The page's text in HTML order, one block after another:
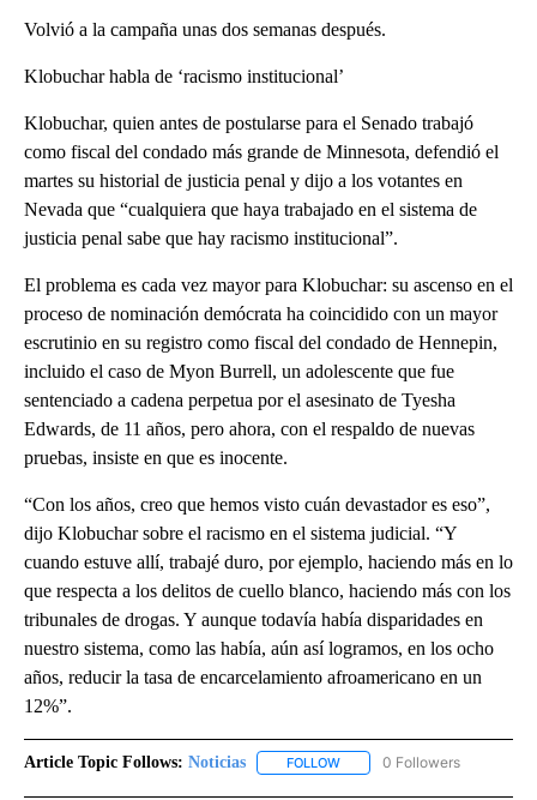
Volvió a la campaña unas dos semanas después.
Klobuchar habla de ‘racismo institucional’
Klobuchar, quien antes de postularse para el Senado trabajó
como fiscal del condado más grande de Minnesota, defendió el
martes su historial de justicia penal y dijo a los votantes en
Nevada que “cualquiera que haya trabajado en el sistema de
justicia penal sabe que hay racismo institucional”.
El problema es cada vez mayor para Klobuchar: su ascenso en el
proceso de nominación demócrata ha coincidido con un mayor
escrutinio en su registro como fiscal del condado de Hennepin,
incluido el caso de Myon Burrell, un adolescente que fue
sentenciado a cadena perpetua por el asesinato de Tyesha
Edwards, de 11 años, pero ahora, con el respaldo de nuevas
pruebas, insiste en que es inocente.
“Con los años, creo que hemos visto cuán devastador es eso”,
dijo Klobuchar sobre el racismo en el sistema judicial. “Y
cuando estuve allí, trabajé duro, por ejemplo, haciendo más en lo
que respecta a los delitos de cuello blanco, haciendo más con los
tribunales de drogas. Y aunque todavía había disparidades en
nuestro sistema, como las había, aún así logramos, en los ocho
años, reducir la tasa de encarcelamiento afroamericano en un
12%”.
Article Topic Follows: Noticias FOLLOW FOLLOW "NOTICIAS" TO
0 Followers